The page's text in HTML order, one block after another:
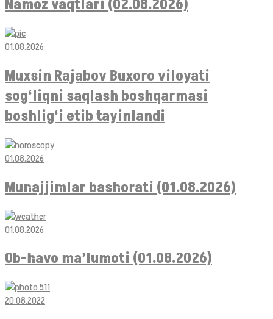
Namoz vaqtlari (02.08.2026)
01.08.2026
Muxsin Rajabov Buxoro viloyati
sog‘liqni saqlash boshqarmasi
boshlig‘i etib tayinlandi
01.08.2026
Munajjimlar bashorati (01.08.2026)
01.08.2026
Ob-havo ma’lumoti (01.08.2026)
20.08.2022